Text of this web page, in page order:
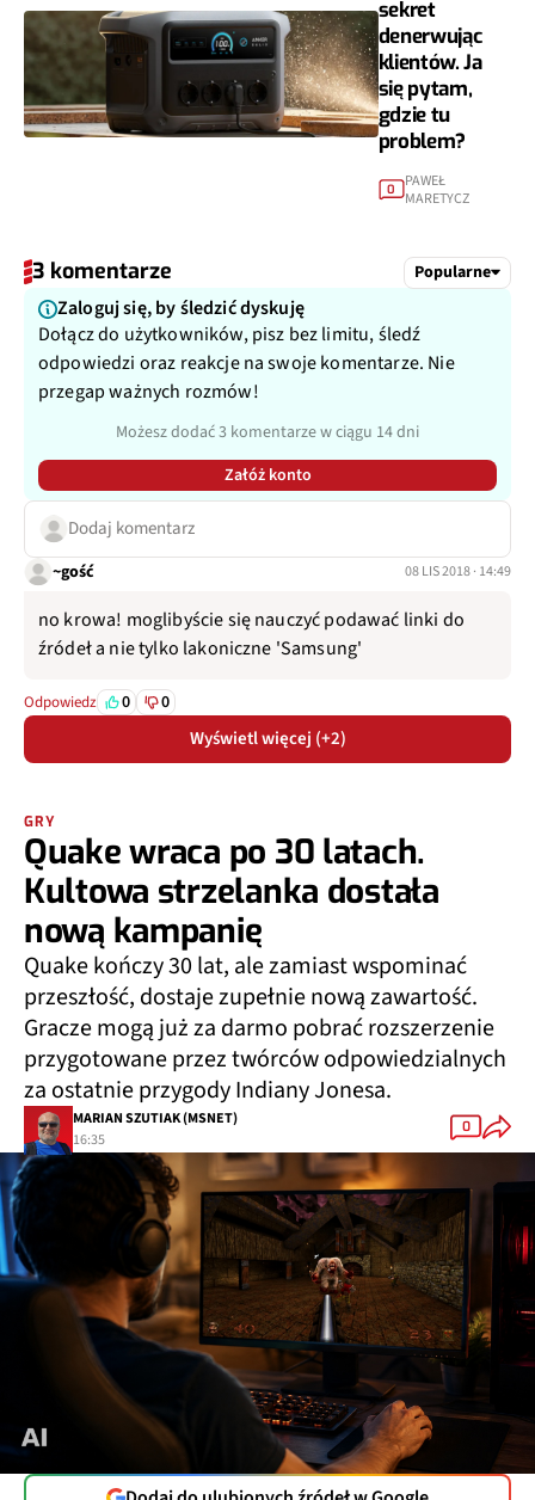
sekret
denerwując
klientów. Ja
się pytam,
gdzie tu
problem?
0
PAWEŁ
MARETYCZ
3 komentarze Popularne
Zaloguj się, by śledzić dyskuję
Dołącz do użytkowników, pisz bez limitu, śledź
odpowiedzi oraz reakcje na swoje komentarze. Nie
przegap ważnych rozmów!
Możesz dodać 3 komentarze w ciągu 14 dni
Załóż konto
Dodaj komentarz
~gość 08 LIS 2018 · 14:49
no krowa! moglibyście się nauczyć podawać linki do
źródeł a nie tylko lakoniczne 'Samsung'
Odpowiedz 0 0
Wyświetl więcej (+2)
GRY
Quake wraca po 30 latach.
Kultowa strzelanka dostała
nową kampanię
Quake kończy 30 lat, ale zamiast wspominać
przeszłość, dostaje zupełnie nową zawartość.
Gracze mogą już za darmo pobrać rozszerzenie
przygotowane przez twórców odpowiedzialnych
za ostatnie przygody Indiany Jonesa.
MARIAN SZUTIAK (MSNET)
16:35
0